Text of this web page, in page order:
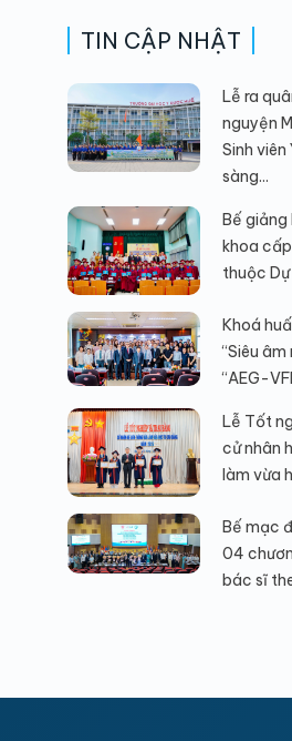
TIN CẬP NHẬT
Lễ ra
nguyện
Sinh
sàng...
Bế giảng
khoa
thuộc Dự
Khoá
“Siêu
“AEG-
Lễ Tốt
cử nhân
làm vừa
Bế mạc
04
bác sĩ